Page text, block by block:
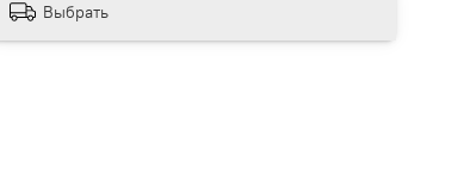
Выбрать